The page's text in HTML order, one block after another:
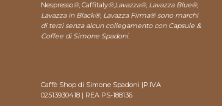
Nespresso®, Caffitaly®,Lavazza®, Lavazza Blue®,
Lavazza in Black®, Lavazza Firma® sono marchi
di terzi senza alcun collegamento con Capsule &
Coffee di Simone Spadoni.
Caffè Shop di Simone Spadoni |P.IVA
02513930418 | REA PS-188136